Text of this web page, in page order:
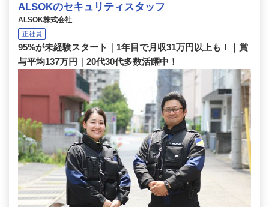
ALSOKのセキュリティスタッフ
ALSOK株式会社
正社員
95%が未経験スタート｜1年目で月収31万円以上も！｜賞
与平均137万円｜20代30代多数活躍中！